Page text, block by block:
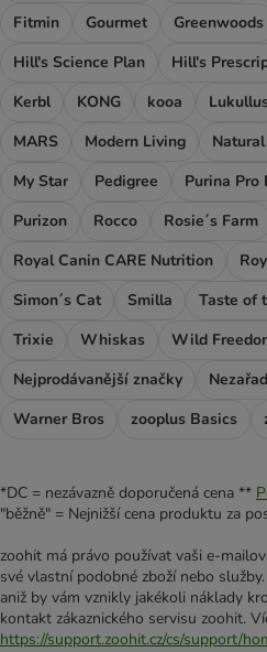
Fitmin
Gourmet Greenwoods
Hill's Science Plan
Hill's
Kerbl
KONG kooa
MARS
Modern Living
My Star
Pedigree Purina Pro
Purizon
Rocco Rosie´s Farm
Royal Canin CARE Nutrition
Simon´s Cat
Smilla Taste of
Trixie
Whiskas Wild
Nejprodávanější značky
Warner Bros
zooplus Basics
*DC = nezávazně doporučená cena **
"běžně" = Nejnižší cena produktu za
zoohit má právo používat vaši e-
své vlastní podobné zboží nebo
aniž by vám vznikly jakékoli náklady
kontakt zákaznického servisu zoohit.
https://support.zoohit.cz/cs/support/